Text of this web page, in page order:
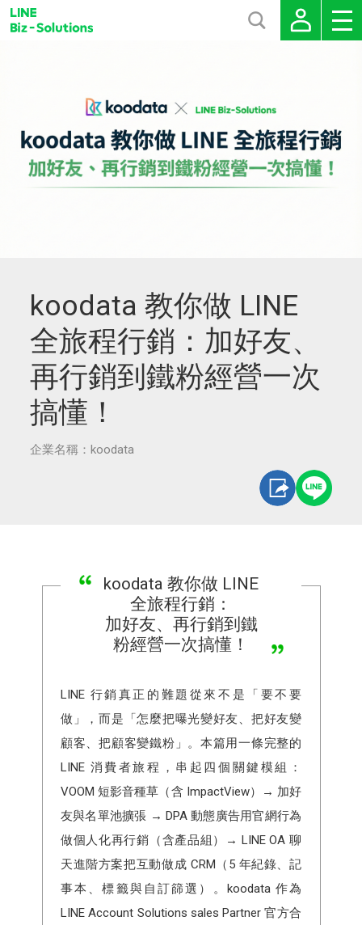
koodata 教你做 LINE
全旅程行銷：加好友、
再行銷到鐵粉經營一次
搞懂！
企業名稱：koodata
koodata 教你做 LINE
全旅程行銷：
加好友、再行銷到鐵
粉經營一次搞懂！
LINE 行銷真正的難題從來不是「要不要
做」，而是「怎麼把曝光變好友、把好友變
顧客、把顧客變鐵粉」。本篇用一條完整的
LINE 消費者旅程，串起四個關鍵模組：
VOOM 短影音種草（含 ImpactView）→ 加好
友與名單池擴張 → DPA 動態廣告用官網行為
做個人化再行銷（含產品組）→ LINE OA 聊
天進階方案把互動做成 CRM（5 年紀錄、記
事本、標籤與自訂篩選）。koodata 作為
LINE Account Solutions sales Partner 官方合